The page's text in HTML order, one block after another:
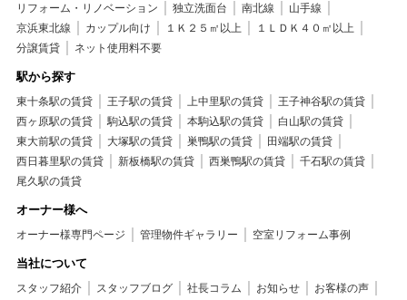
リフォーム・リノベーション 独立洗面台 南北線
山手線
京浜東北線
カップル向け １Ｋ２５㎡以上
１ＬＤＫ４０㎡以上
分譲賃貸
ネット使用料不要
駅から探す
東十条駅の賃貸 王子駅の賃貸 上中里駅の賃貸
王子神谷駅の賃貸
西ヶ原駅の賃貸
駒込駅の賃貸 本駒込駅の賃貸
白山駅の賃貸
東大前駅の賃貸
大塚駅の賃貸 巣鴨駅の賃貸
田端駅の賃貸
西日暮里駅の賃貸
新板橋駅の賃貸 西巣鴨駅の賃貸
千石駅の賃貸
尾久駅の賃貸
オーナー様へ
オーナー様専門ページ 管理物件ギャラリー 空室リフォーム事例
当社について
スタッフ紹介 スタッフブログ 社長コラム お知らせ
お客様の声